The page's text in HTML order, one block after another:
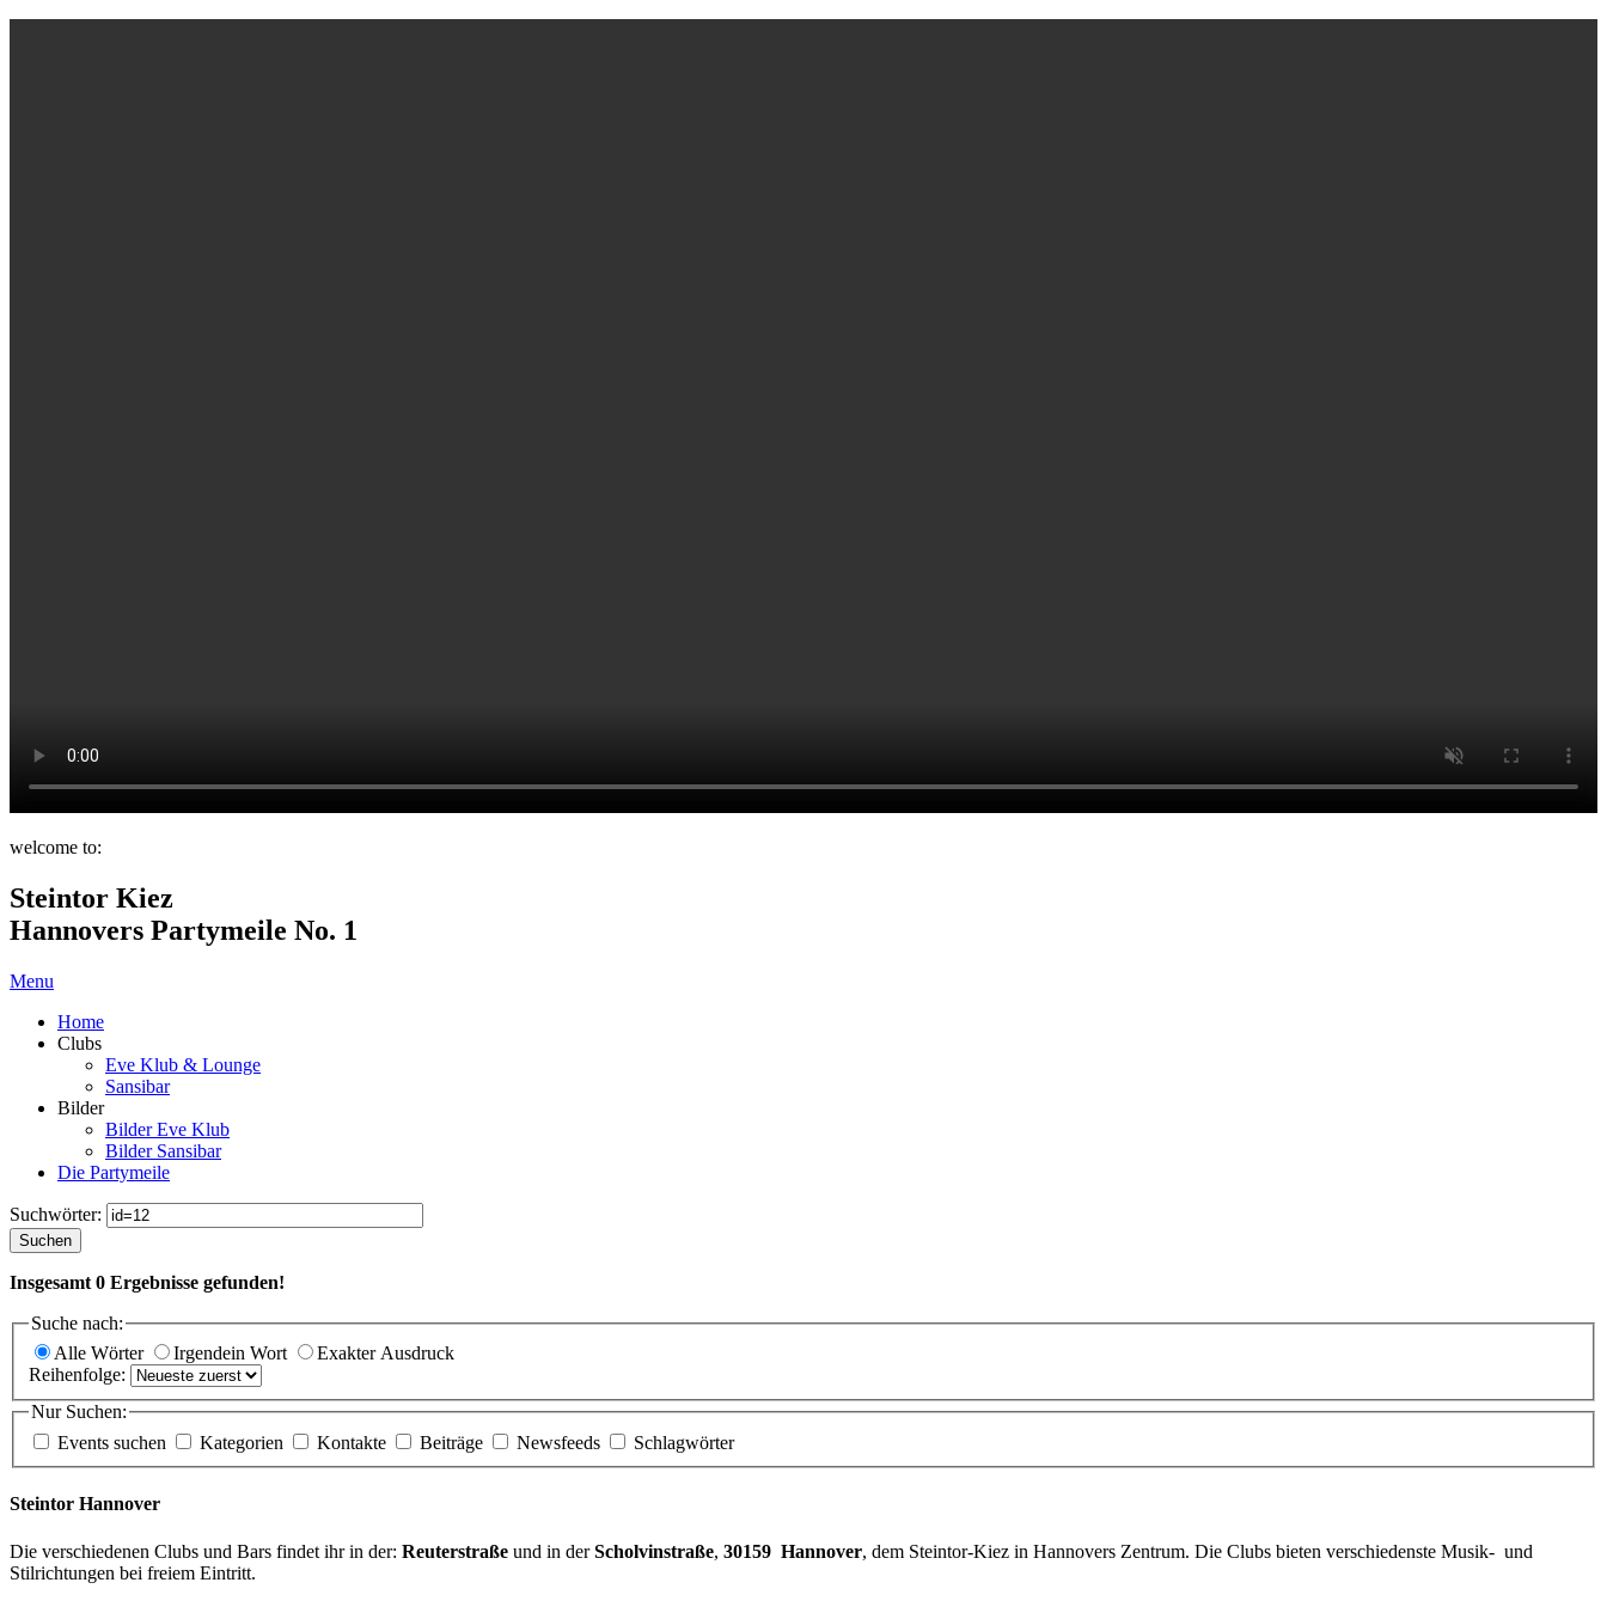
welcome to:
Steintor Kiez
Hannovers Partymeile No. 1
Menu
Home
Clubs
Eve Klub & Lounge
Sansibar
Bilder
Bilder Eve Klub
Bilder Sansibar
Die Partymeile
Suchwörter:
Suchen
Insgesamt 0 Ergebnisse gefunden!
Suche nach:
Alle Wörter
Irgendein Wort
Exakter Ausdruck
Reihenfolge:
Nur Suchen:
Events suchen
Kategorien Kontakte Beiträge Newsfeeds Schlagwörter
Steintor Hannover
Die verschiedenen Clubs und Bars findet ihr in der: Reuterstraße und in derScholvinstraße, 30159 Hannover, dem Steintor-Kiez in Hannovers Zentrum. Die Clubs bieten verschiedenste Musik- und
Stilrichtungen bei freiem Eintritt.